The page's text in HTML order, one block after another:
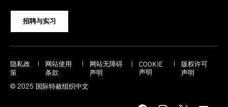
招聘与实习
隐私政
策
网站使用
条款
网站无障碍
声明
COOKIE
声明
版权许可
声明
© 2025 国际特赦组织中文